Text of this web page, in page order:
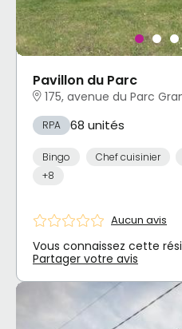
Pavillon du Parc
175, avenue du Parc
RPA 68 unités
Bingo Chef cuisinier
+8
Aucun avis
Vous connaissez cette
Partager votre avis